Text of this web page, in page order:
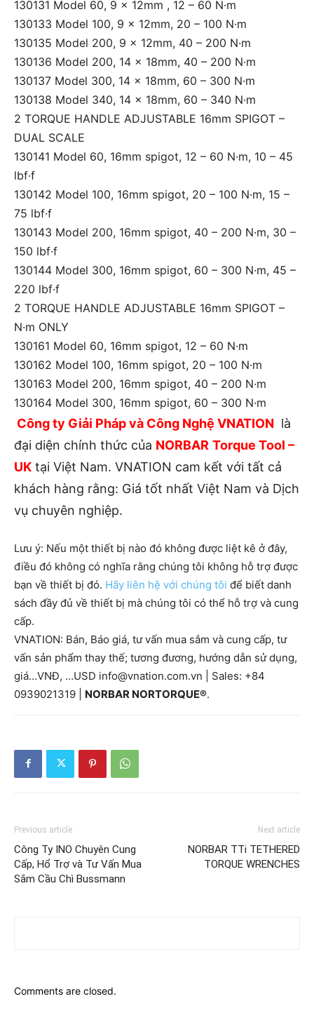
130131 Model 60, 9 x 12mm , 12 – 60 N·m
130133 Model 100, 9 x 12mm, 20 – 100 N·m
130135 Model 200, 9 x 12mm, 40 – 200 N·m
130136 Model 200, 14 x 18mm, 40 – 200 N·m
130137 Model 300, 14 x 18mm, 60 – 300 N·m
130138 Model 340, 14 x 18mm, 60 – 340 N·m
2 TORQUE HANDLE ADJUSTABLE 16mm SPIGOT –
DUAL SCALE
130141 Model 60, 16mm spigot, 12 – 60 N·m, 10 – 45
lbf·f
130142 Model 100, 16mm spigot, 20 – 100 N·m, 15 –
75 lbf·f
130143 Model 200, 16mm spigot, 40 – 200 N·m, 30 –
150 lbf·f
130144 Model 300, 16mm spigot, 60 – 300 N·m, 45 –
220 lbf·f
2 TORQUE HANDLE ADJUSTABLE 16mm SPIGOT –
N·m ONLY
130161 Model 60, 16mm spigot, 12 – 60 N·m
130162 Model 100, 16mm spigot, 20 – 100 N·m
130163 Model 200, 16mm spigot, 40 – 200 N·m
130164 Model 300, 16mm spigot, 60 – 300 N·m
Công ty Giải Pháp và Công Nghệ VNATION là
đại diện chính thức của NORBAR Torque Tool –
UK tại Việt Nam. VNATION cam kết với tất cả
khách hàng rằng: Giá tốt nhất Việt Nam và Dịch
vụ chuyên nghiệp.
Lưu ý: Nếu một thiết bị nào đó không được liệt kê ở đây,
điều đó không có nghĩa rằng chúng tôi không hỗ trợ được
bạn về thiết bị đó. Hãy liên hệ với chúng tôi để biết danh
sách đầy đủ về thiết bị mà chúng tôi có thể hỗ trợ và cung
cấp.
VNATION: Bán, Báo giá, tư vấn mua sắm và cung cấp, tư
vấn sản phẩm thay thế; tương đương, hướng dẫn sử dụng,
giá…VNĐ, …USD info@vnation.com.vn | Sales: +84
0939021319 | NORBAR NORTORQUE®.
Previous article
Công Ty INO Chuyên Cung
Cấp, Hổ Trợ và Tư Vấn Mua
Sắm Cầu Chì Bussmann
Next article
NORBAR TTi TETHERED
TORQUE WRENCHES
Comments are closed.